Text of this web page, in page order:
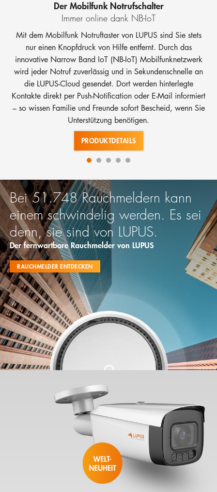
Der Mobilfunk Notrufschalter
Immer online dank NB-IoT
Mit dem Mobilfunk Notruftaster von LUPUS sind Sie stets
nur einen Knopfdruck von Hilfe entfernt. Durch das
innovative Narrow Band IoT (NB-IoT) Mobilfunknetzwerk
wird jeder Notruf zuverlässig und in Sekundenschnelle an
die LUPUS-Cloud gesendet. Dort werden hinterlegte
Kontakte direkt per Push-Notification oder E-Mail informiert
– so wissen Familie und Freunde sofort Bescheid, wenn Sie
Unterstützung benötigen.
PRODUKTDETAILS
Bei 51.748 Rauchmeldern kann
einem schwindelig werden. Es sei
denn, sie sind von LUPUS.
Der fernwartbare Rauchmelder von LUPUS
RAUCHMELDER ENTDECKEN